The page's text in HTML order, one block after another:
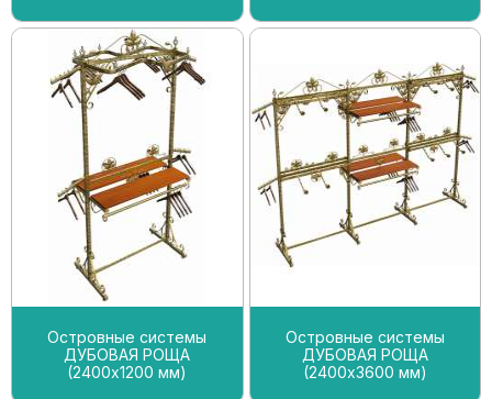
Островные системы
ДУБОВАЯ РОЩА
(2400х1200 мм)
Островные системы
ДУБОВАЯ РОЩА
(2400х3600 мм)